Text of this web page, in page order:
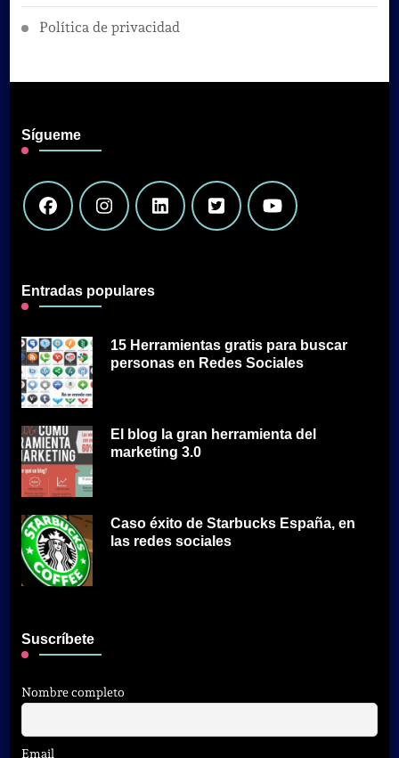
Política de privacidad
Sígueme
Entradas populares
15 Herramientas gratis para buscar
personas en Redes Sociales
El blog la gran herramienta del
marketing 3.0
Caso éxito de Starbucks España, en
las redes sociales
Suscríbete
Nombre completo
Email